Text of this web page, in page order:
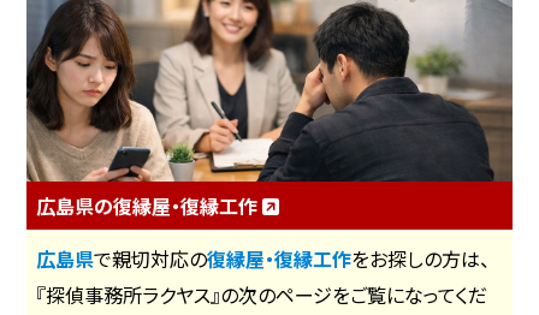
広島県の復縁屋・復縁工作
広島県で親切対応の復縁屋・復縁工作をお探しの方は、
『探偵事務所ラクヤス』の次のページをご覧になってくだ